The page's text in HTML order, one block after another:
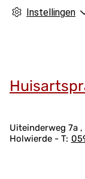
Instellingen
A
d
Uiteinderweg 7a
Holwierde